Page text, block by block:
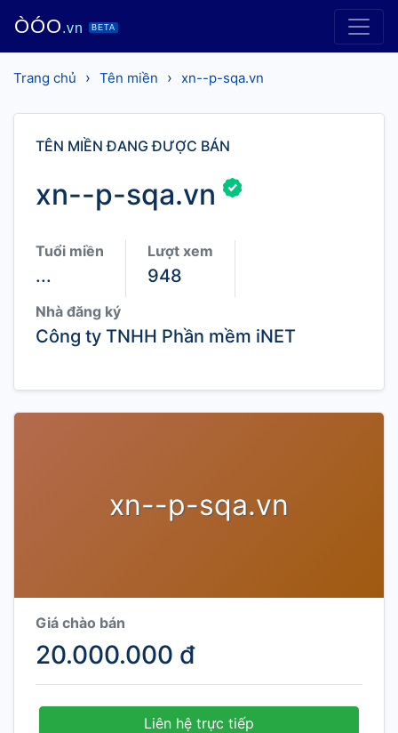
ÒÓO.vn BETA
Trang chủ › Tên miền › xn--p-sqa.vn
TÊN MIỀN ĐANG ĐƯỢC BÁN
xn--p-sqa.vn
Tuổi miền
...
Lượt xem
948
Nhà đăng ký
Công ty TNHH Phần mềm iNET
xn--p-sqa.vn
Giá chào bán
20.000.000 đ
Liên hệ trực tiếp